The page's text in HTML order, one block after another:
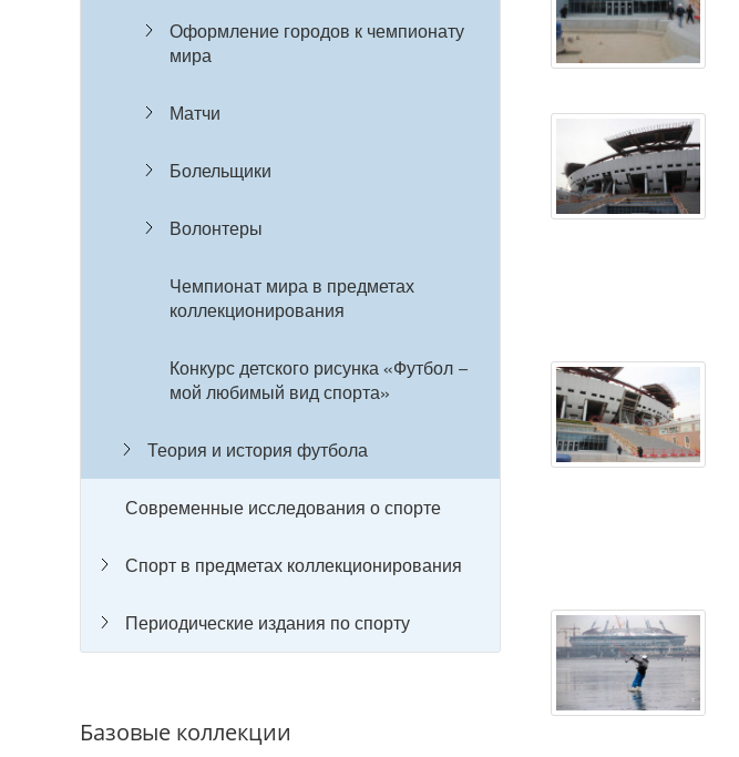
Оформление городов к чемпионату
мира
Матчи
Болельщики
Волонтеры
Чемпионат мира в предметах
коллекционирования
Конкурс детского рисунка «Футбол –
мой любимый вид спорта»
Теория и история футбола
Современные исследования о спорте
Спорт в предметах коллекционирования
Периодические издания по спорту
Базовые коллекции